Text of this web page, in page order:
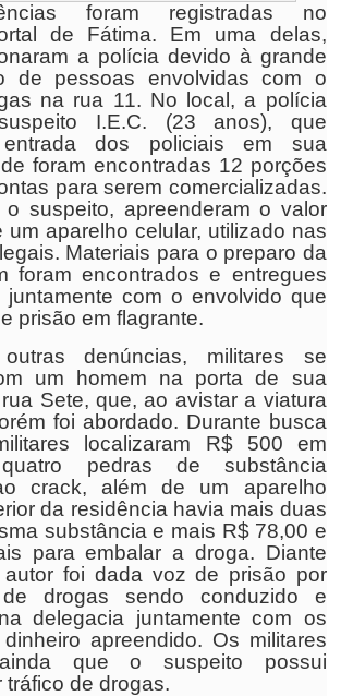
foram registradas no
de Fátima. Em uma delas,
a polícia devido à grande
de pessoas envolvidas com o
na rua 11. No local, a polícia
I.E.C. (23 anos), que
dos policiais em sua
foram encontradas 12 porções
para serem comercializadas.
o suspeito, apreenderam o valor
um aparelho celular, utilizado nas
Materiais para o preparo da
foram encontrados e entregues
juntamente com o envolvido que
prisão em flagrante.
outras denúncias, militares se
um homem na porta de sua
Sete, que, ao avistar a viatura
foi abordado. Durante busca
localizaram R$ 500 em
pedras de substância
crack, além de um aparelho
da residência havia mais duas
substância e mais R$ 78,00 e
para embalar a droga. Diante
foi dada voz de prisão por
drogas sendo conduzido e
delegacia juntamente com os
apreendido. Os militares
ainda que o suspeito possui
de drogas.